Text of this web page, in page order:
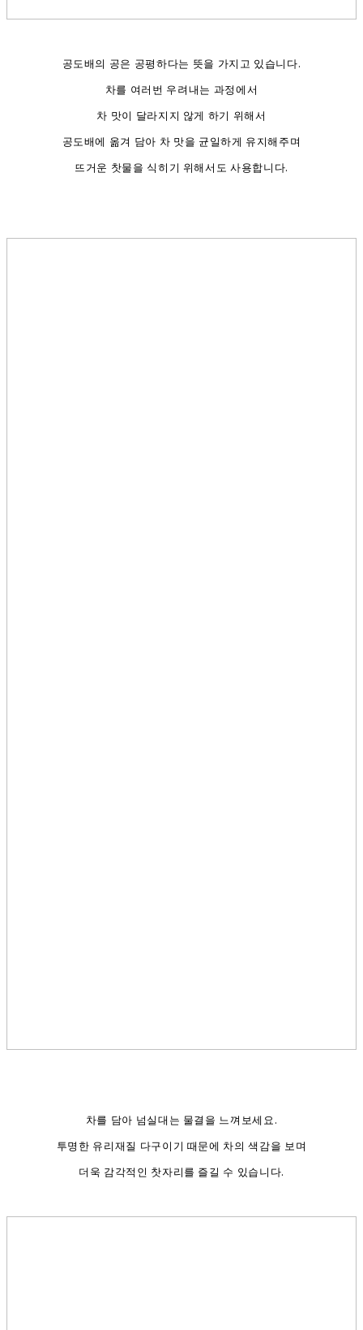
공도배의 공은 공평하다는 뜻을 가지고 있습니다.
차를 여러번 우려내는 과정에서
차 맛이 달라지지 않게 하기 위해서
공도배에 옮겨 담아 차 맛을 균일하게 유지해주며
뜨거운 찻물을 식히기 위해서도 사용합니다.
차를 담아 넘실대는 물결을 느껴보세요.
투명한 유리재질 다구이기 때문에 차의 색감을 보며
더욱 감각적인 찻자리를 즐길 수 있습니다.